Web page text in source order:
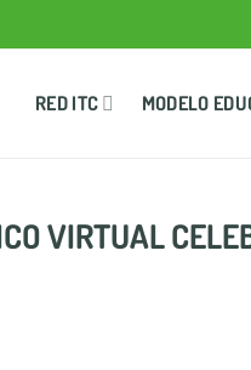
RED ITC MODELO
VIRTUAL